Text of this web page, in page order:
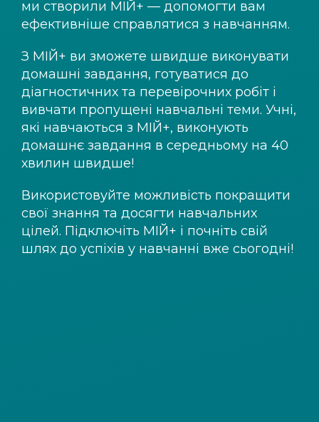
ми створили МІЙ+ — допомогти вам
ефективніше справлятися з навчанням.
З МІЙ+ ви зможете швидше виконувати
домашні завдання, готуватися до
діагностичних та перевірочних робіт і
вивчати пропущені навчальні теми. Учні,
які навчаються з МІЙ+, виконують
домашнє завдання в середньому на 40
хвилин швидше!
Використовуйте можливість покращити
свої знання та досягти навчальних
цілей. Підключіть МІЙ+ і почніть свій
шлях до успіхів у навчанні вже сьогодні!